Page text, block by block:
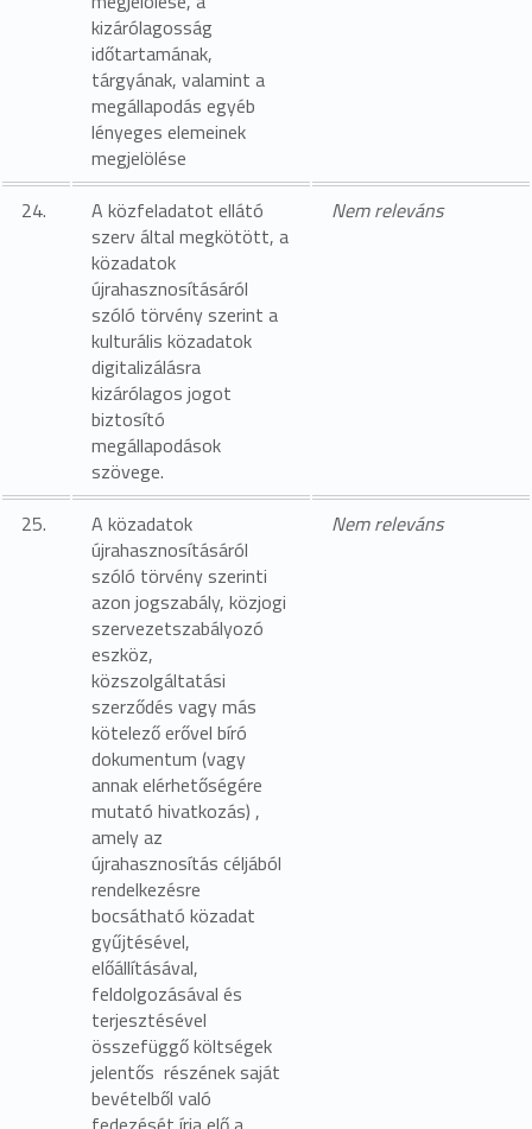
kizárólagosság
időtartamának,
tárgyának, valamint a
megállapodás egyéb
lényeges elemeinek
megjelölése
24.
A közfeladatot ellátó
szerv által megkötött, a
közadatok
újrahasznosításáról
szóló törvény szerint a
kulturális közadatok
digitalizálásra
kizárólagos jogot
biztosító
megállapodások
szövege.
Nem releváns
25.
A közadatok
újrahasznosításáról
szóló törvény szerinti
azon jogszabály, közjogi
szervezetszabályozó
eszköz,
közszolgáltatási
szerződés vagy más
kötelező erővel bíró
dokumentum (vagy
annak elérhetőségére
mutató hivatkozás) ,
amely az
újrahasznosítás céljából
rendelkezésre
bocsátható közadat
gyűjtésével,
előállításával,
feldolgozásával és
terjesztésével
összefüggő költségek
jelentős részének saját
bevételből való
Nem releváns